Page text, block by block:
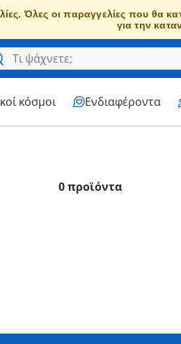
Όλες οι παραγγελίες που θα
για την
κόσμοι Ενδιαφέροντα
0 προϊόντα